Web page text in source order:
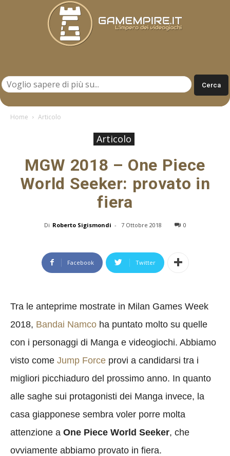
Home Articolo
Articolo
MGW 2018 – One Piece
World Seeker: provato in
fiera
Di Roberto Sigismondi - 7 Ottobre 2018 0
Facebook Twitter
Tra le anteprime mostrate in Milan Games Week
2018, Bandai Namco ha puntato molto su quelle
con i personaggi di Manga e videogiochi. Abbiamo
visto come Jump Force provi a candidarsi tra i
migliori picchiaduro del prossimo anno. In quanto
alle saghe sui protagonisti dei Manga invece, la
casa giapponese sembra voler porre molta
attenzione a One Piece World Seeker, che
ovviamente abbiamo provato in fiera.